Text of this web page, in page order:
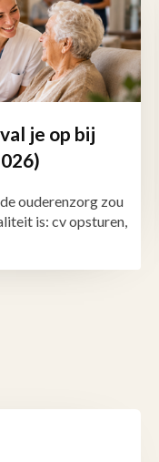
je op bij
ouderenzorg zou
is: cv opsturen,